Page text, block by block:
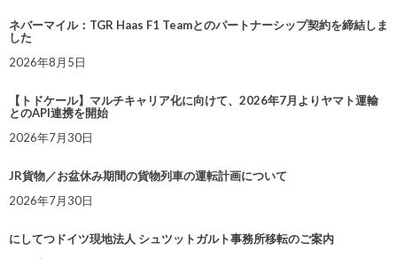
ネバーマイル：TGR Haas F1 Teamとのパートナーシップ契約を締結しま
した
2026年8月5日
【トドケール】マルチキャリア化に向けて、2026年7月よりヤマト運輸
とのAPI連携を開始
2026年7月30日
JR貨物／お盆休み期間の貨物列車の運転計画について
2026年7月30日
にしてつドイツ現地法人 シュツットガルト事務所移転のご案内